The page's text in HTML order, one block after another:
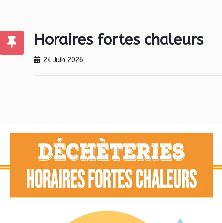
Horaires fortes chaleurs
24 Juin 2026